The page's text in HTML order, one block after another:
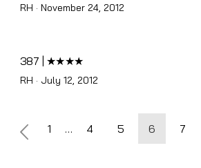
RH · Posted
November 24, 2012
387 | ★★★★
RH · Posted
July 12, 2012
Posts
pagination
1 … 4 5 6 7